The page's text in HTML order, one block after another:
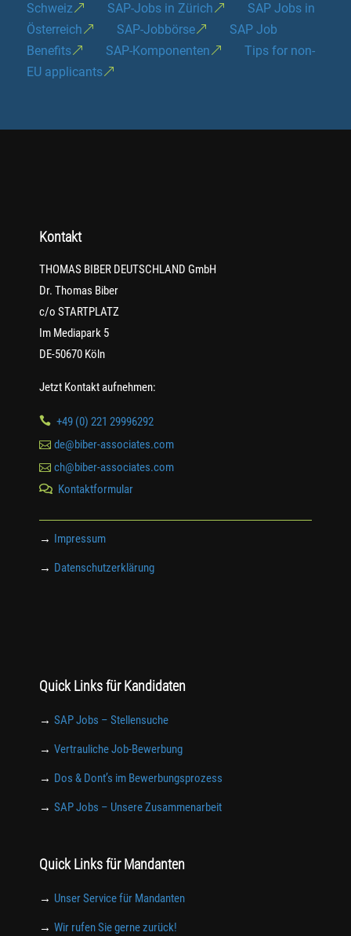
Schweiz
SAP-Jobs in Zürich
SAP Jobs in
Österreich
SAP-Jobbörse
SAP Job
Benefits
SAP-Komponenten
Tips for non-
EU applicants
Kontakt
THOMAS BIBER DEUTSCHLAND GmbH
Dr. Thomas Biber
c/o STARTPLATZ
Im Mediapark 5
DE-50670 Köln
Jetzt Kontakt aufnehmen:
 +49 (0) 221 29996292
 de@biber-associates.com
 ch@biber-associates.com
 Kontaktformular
→ Impressum
→ Datenschutzerklärung
Quick Links für Kandidaten
→ SAP Jobs – Stellensuche
→ Vertrauliche Job-Bewerbung
→ Dos & Dont’s im Bewerbungsprozess
→ SAP Jobs – Unsere Zusammenarbeit
Quick Links für Mandanten
→ Unser Service für Mandanten
→ Wir rufen Sie gerne zurück!